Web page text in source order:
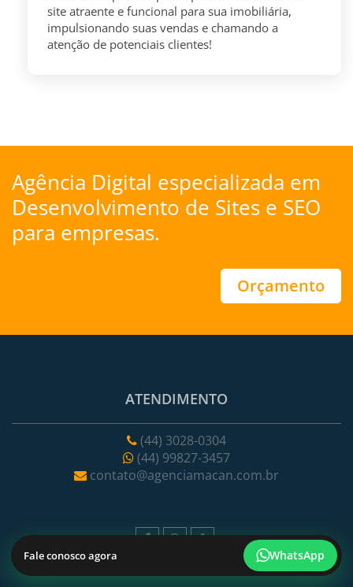
site atraente e funcional para sua imobiliária,
impulsionando suas vendas e chamando a
atenção de potenciais clientes!
Agência Digital especializada em
Desenvolvimento de Sites e SEO
para empresas.
Orçamento
Fale conosco agora WhatsApp
ATENDIMENTO
(44) 3028-0304
(44) 99827-3457
contato@agenciamacan.com.br